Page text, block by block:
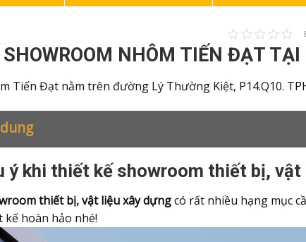
NHÔM TIẾN ĐẠT TẠI
Tiến Đạt nằm trên đường Lý Thường Kiệt, P14.Q10.
ý khi thiết kế showroom thiết bị, vật
thiết bị, vật liệu xây dựngcó rất nhiều hạng mục
hoàn hảo nhé!